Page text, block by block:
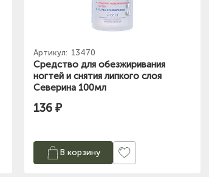
Артикул: 13470
Средство для обезжиривания
ногтей и снятия липкого слоя
Северина 100мл
136 ₽
В корзину